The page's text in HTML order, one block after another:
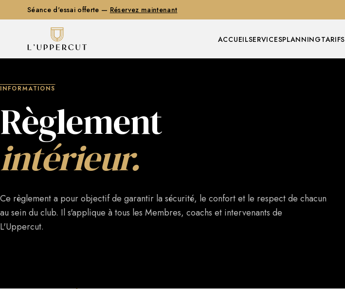
Séance d'essai offerte — Réservez maintenant
ACCUEILSERVICESPLANNINGTARIFS
INFORMATIONS
Règlement
intérieur.
Ce règlement a pour objectif de garantir la sécurité, le confort et le respect de chacun
au sein du club. Il s'applique à tous les Membres, coachs et intervenants de
L'Uppercut.